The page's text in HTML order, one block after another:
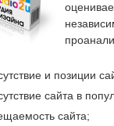
и позиции
сайта в
сайта;